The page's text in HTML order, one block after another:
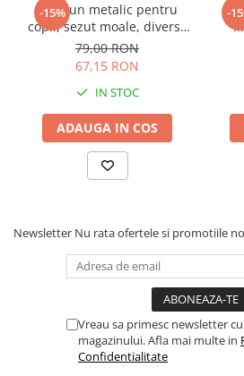
-15%
✔Scaun metalic pentru
copii, sezut moale, diverse
culori , 26x26 cm
79,00 RON
67,15 RON
IN STOC
ADAUGA IN COS
-
Newsletter Nu rata ofertele si promotiile
Vreau sa primesc newsletter
magazinului. Afla mai multe in
Confidentialitate